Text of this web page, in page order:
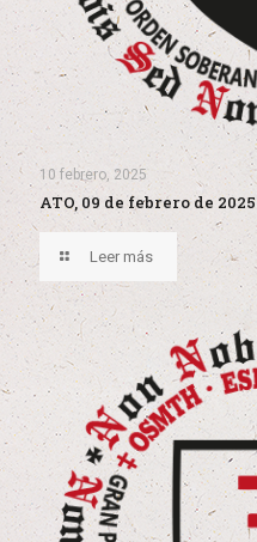
10 febrero, 2025
ATO, 09 de febrero de 2025
Leer más